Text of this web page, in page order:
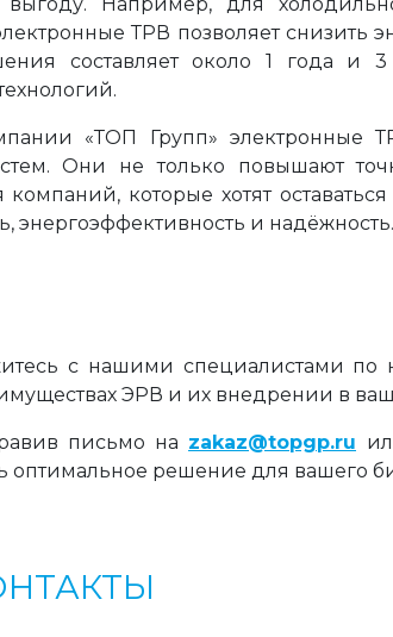
выгоду. Например, для
ТРВ позволяет снизить
составляет около 1 года и
«ТОП Групп» электронные
Они не только повышают
которые хотят
энергоэффективность и надёжность.
с нашими специалистами по
ЭРВ и их внедрении в
письмо на zakaz@topgp.ru
решение для вашего